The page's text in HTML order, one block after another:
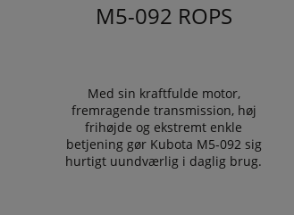
M5-092 ROPS
Med sin kraftfulde motor,
fremragende transmission, høj
frihøjde og ekstremt enkle
betjening gør Kubota M5-092 sig
hurtigt uundværlig i daglig brug.